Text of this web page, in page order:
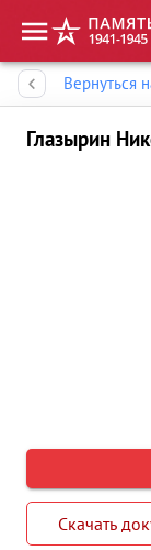
Вернуться
Глазырин
Скачать
Память народа